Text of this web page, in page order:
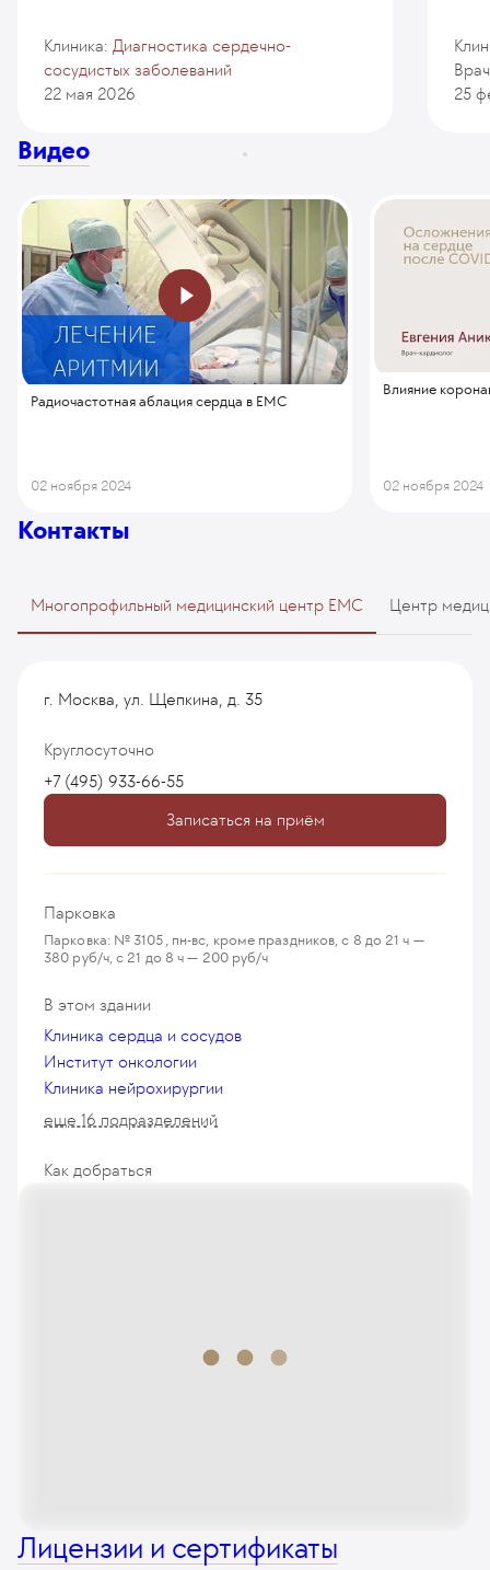
Клиника: Диагностика сердечно-
сосудистых заболеваний
22 мая 2026
25
Видео
Радиочастотная аблация сердца в EMC
02 ноября 2024
Влияние
02 ноября 2024
Контакты
Многопрофильный медицинский центр EMC Центр
г. Москва, ул. Щепкина, д. 35
Круглосуточно
+7 (495) 933-66-55
Записаться на приём
Парковка
Парковка: № 3105, пн-вс, кроме праздников, с 8 до 21 ч —
380 руб/ч, с 21 до 8 ч — 200 руб/ч
В этом здании
Клиника сердца и сосудов
Институт онкологии
Клиника нейрохирургии
еще 16 подразделений
Как добраться
Лицензии и сертификаты